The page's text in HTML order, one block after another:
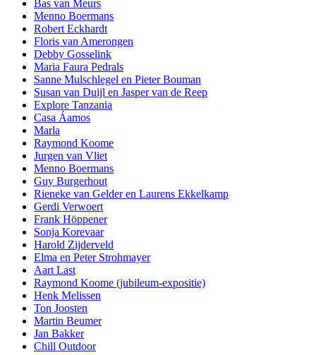
Bas van Meurs
Menno Boermans
Robert Eckhardt
Floris van Amerongen
Debby Gosselink
Maria Faura Pedrals
Sanne Mulschlegel en Pieter Bouman
Susan van Duijl en Jasper van de Reep
Explore Tanzania
Casa Áamos
Marla
Raymond Koome
Jurgen van Vliet
Menno Boermans
Guy Burgerhout
Rieneke van Gelder en Laurens Ekkelkamp
Gerdi Verwoert
Frank Höppener
Sonja Korevaar
Harold Zijderveld
Elma en Peter Strohmayer
Aart Last
Raymond Koome (jubileum-expositie)
Henk Melissen
Ton Joosten
Martin Beumer
Jan Bakker
Chill Outdoor